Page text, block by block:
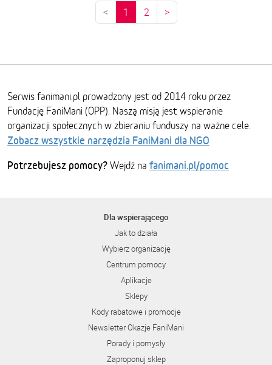
< 1 2 >
Serwis fanimani.pl prowadzony jest od 2014 roku przez
Fundację FaniMani (OPP). Naszą misją jest wspieranie
organizacji społecznych w zbieraniu funduszy na ważne cele.
Zobacz wszystkie narzędzia FaniMani dla NGO
Potrzebujesz pomocy? Wejdź na fanimani.pl/pomoc
Dla wspierającego
Jak to działa
Wybierz organizację
Centrum pomocy
Aplikacje
Sklepy
Kody rabatowe i promocje
Newsletter Okazje FaniMani
Porady i pomysły
Zaproponuj sklep